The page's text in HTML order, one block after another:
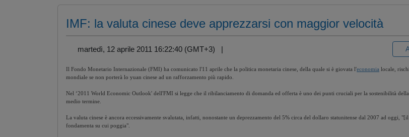
IMF: la valuta cinese deve apprezzarsi con maggior velocità
martedì, 12 aprile 2011 16:22:40 (GMT+3) |
Il Fondo Monetario Internazionale (FMI) ha comunicato l'11 aprile che la politica monetaria cinese, della quale si è giovata l'economia locale,
mondiale se non porterà lo yuan cinese ad un rafforzamento più rapido.
Nel ‘2011 World Economic Outlook' dell'FMI si legge che il ribilanciamento di domanda ed offerta è uno dei punti cruciali per la sostenibilità
medio termine.
La valuta cinese è ancora eccessivamente svalutata, infatti, nonostante un deprezzamento del 5% circa del dollaro statunitense dal 2007 ad oggi,
fondamenta su cui poggia".